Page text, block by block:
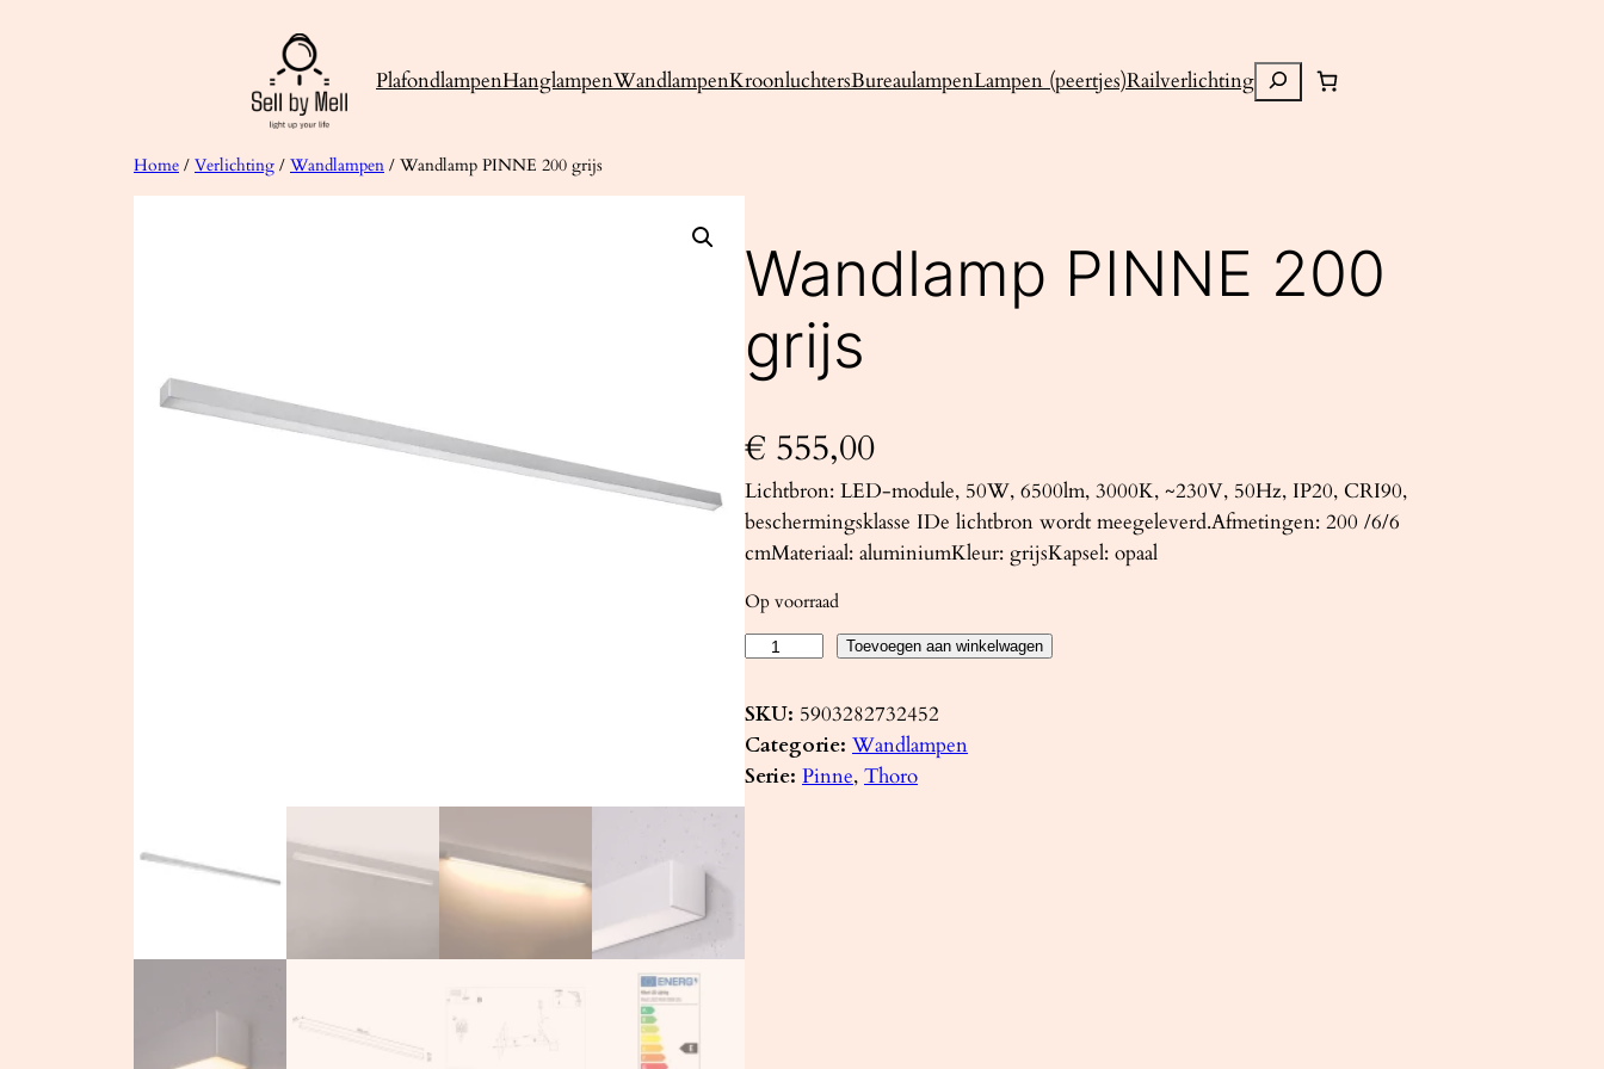
PlafondlampenHanglampenWandlampenKroonluchtersBureaulampenLampen (peertjes)RailverlichtingZoeken
Home / Verlichting / Wandlampen / Wandlamp PINNE 200 grijs
Wandlamp PINNE 200
grijs
€ 555,00
Lichtbron: LED-module, 50W, 6500lm, 3000K, ~230V, 50Hz, IP20, CRI90,
beschermingsklasse IDe lichtbron wordt meegeleverd.Afmetingen: 200 /6/6
cmMateriaal: aluminiumKleur: grijsKapsel: opaal
Op voorraad
n
d
l
a
N
Toevoegen aan winkelwagen
SKU: 5903282732452
Categorie: Wandlampen
Serie: Pinne, Thoro